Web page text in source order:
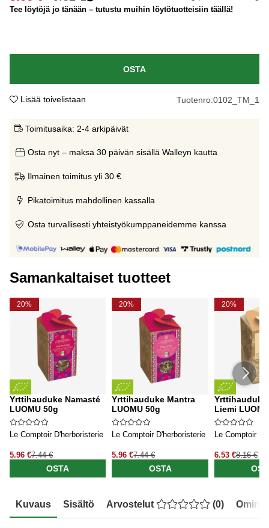
Tee löytöjä jo tänään – tutustu muihin löytötuotteisiin täällä!
OSTA
Lisää toivelistaan Tuotenro:0102_TM_1
Toimitusaika: 2-4 arkipäivät
Osta nyt – maksa 30 päivän sisällä Walleyn kautta
Ilmainen toimitus yli 30 €
Pikatoimitus mahdollinen kassalla
Osta turvallisesti yhteistyökumppaneidemme kanssa
Samankaltaiset tuotteet
20%
Yrttihauduke Namasté
LUOMU 50g
Le Comptoir D'herboristerie
5.96 €7.44 €
OSTA
20%
Yrttihauduke Mantra
LUOMU 50g
Le Comptoir D'herboristerie
5.96 €7.44 €
OSTA
20%
Yrttihauduke
Liemi
Le Comptoir
6.53 €8.16 €
Kuvaus Sisältö Arvostelut (0)